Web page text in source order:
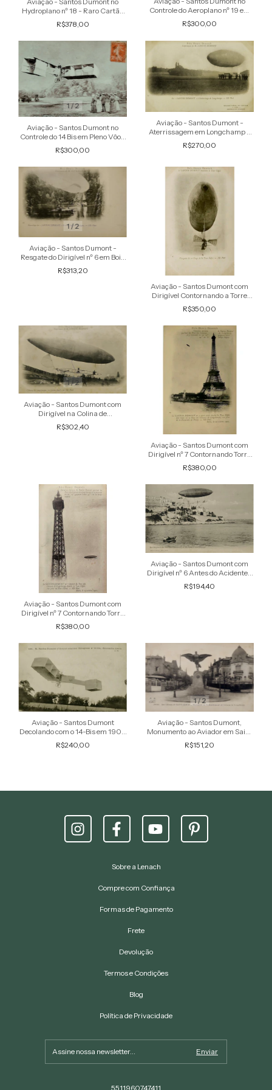
Hydroplano nº 18 - Raro Cartão
Postal antigo original
R$378,00
Controle do Aeroplano nº 19 em
Pleno Vôo - Raro Cartão Postal
antigo original
R$300,00
1/2
Aviação - Santos Dumont no
Controle do 14 Bis em Pleno Vôo -
Cartão Postal antigo original
R$300,00
Aviação - Santos Dumont -
Aterrissagem em Longchamp -
Raro Cartão Postal antigo
original
R$270,00
1/2
Aviação - Santos Dumont -
Resgate do Dirigível nº 6 em Bois
de Boulogne - Raro Cartão Postal
antigo original
R$313,20
Aviação - Santos Dumont com
Dirigível Contornando a Torre
Eiffel - Raro Cartão Postal antigo
original
R$350,00
1/2
Aviação - Santos Dumont com
Dirigível na Colina de
Longchamps - Raro Cartão
Postal antigo original
R$302,40
Aviação - Santos Dumont com
Dirigível nº 7 Contornando Torre
Eiffel - Raro Cartão Postal antigo
original
R$380,00
Aviação - Santos Dumont com
Dirigível nº 7 Contornando Torre
Eiffel - Raro Cartão Postal antigo
original, não circulado
R$380,00
Aviação - Santos Dumont com
Dirigível nº 6 Antes do Acidente -
Cartão Postal antigo original, não
circulado
R$194,40
Aviação - Santos Dumont
Decolando com o 14-Bis em 1906
- Cartão Postal antigo original,
não circulado
R$240,00
1/2
Aviação - Santos Dumont,
Monumento ao Aviador em Saint
Cloud - Cartão Postal antigo
original, circulado 1917
R$151,20
Sobre a Lenach
Compre com Confiança
Formas de Pagamento
Frete
Devolução
Termos e Condições
Blog
Política de Privacidade
5511960747411